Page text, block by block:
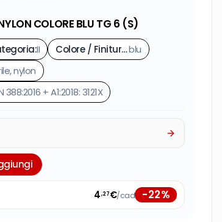
COLORE BLU TG 6 (S)
:II Colore / Finitura:blu
nylon
:388:2016 + A1:2018: 3121X
4,27€/cad -22%